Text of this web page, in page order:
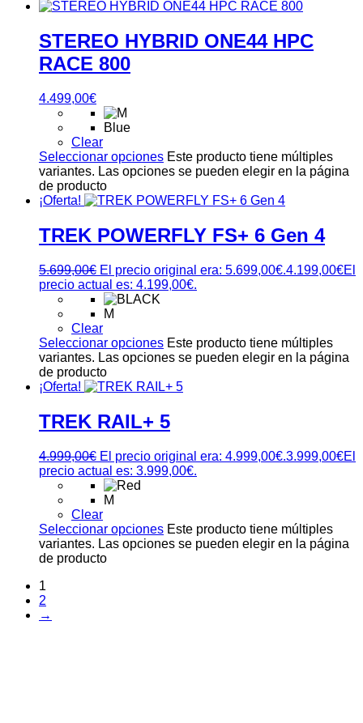
STEREO HYBRID ONE44 HPC
RACE 800
4.499,00€
Blue
Clear
Seleccionar opciones Este producto tiene múltiples
variantes. Las opciones se pueden elegir en la página
de producto
¡Oferta!
TREK POWERFLY FS+ 6 Gen 4
5.699,00€ El precio original era: 5.699,00€.4.199,00€El
precio actual es: 4.199,00€.
M
Clear
Seleccionar opciones Este producto tiene múltiples
variantes. Las opciones se pueden elegir en la página
de producto
¡Oferta!
TREK RAIL+ 5
4.999,00€ El precio original era: 4.999,00€.3.999,00€El
precio actual es: 3.999,00€.
M
Clear
Seleccionar opciones Este producto tiene múltiples
variantes. Las opciones se pueden elegir en la página
de producto
1
2
→